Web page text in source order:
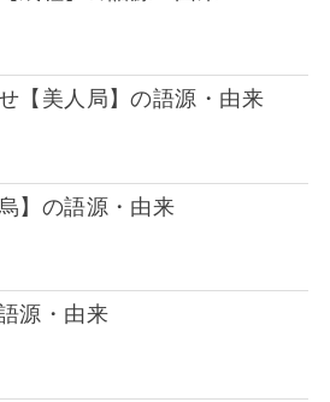
【美人局】の語源・由来
】の語源・由来
源・由来